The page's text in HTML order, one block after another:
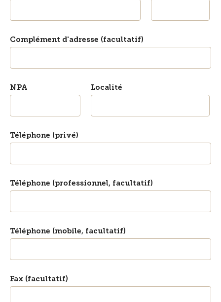
Complément d'adresse (facultatif)
NPA Localité
Téléphone (privé)
Téléphone (professionnel, facultatif)
Téléphone (mobile, facultatif)
Fax (facultatif)